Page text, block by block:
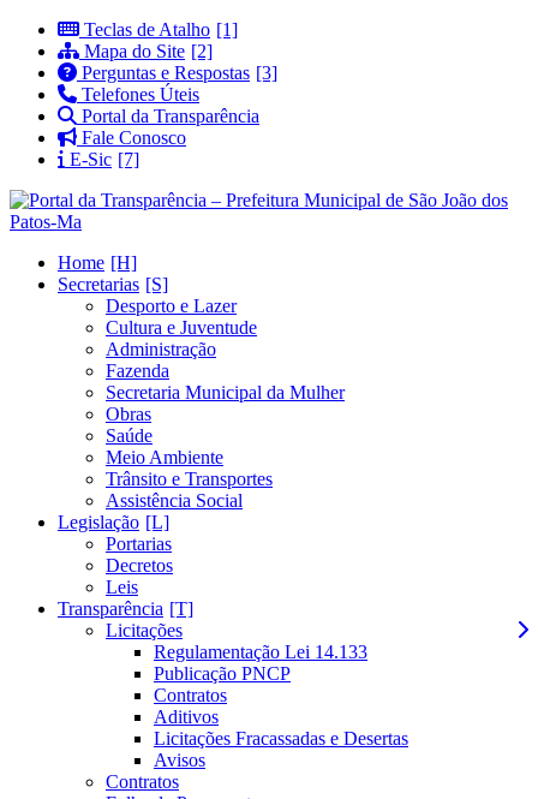
Teclas de Atalho
Mapa do Site
Perguntas e Respostas
Telefones Úteis
Portal da Transparência
Fale Conosco
E-Sic
Home
Secretarias
Desporto e Lazer
Cultura e Juventude
Administração
Fazenda
Secretaria Municipal da Mulher
Obras
Saúde
Meio Ambiente
Trânsito e Transportes
Assistência Social
Legislação
Portarias
Decretos
Leis
Transparência
Licitações
Regulamentação Lei 14.133
Publicação PNCP
Contratos
Aditivos
Licitações Fracassadas e Desertas
Avisos
Contratos